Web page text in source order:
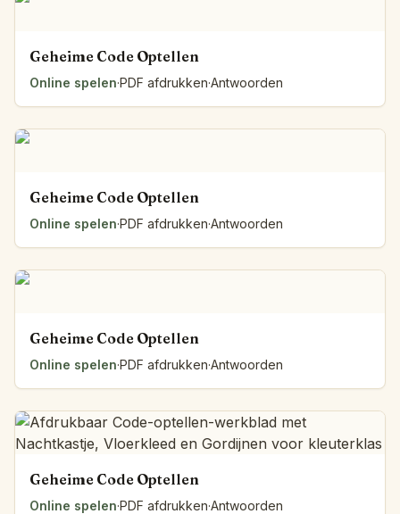
Geheime Code Optellen
Online spelen·PDF afdrukken·Antwoorden
Geheime Code Optellen
Online spelen·PDF afdrukken·Antwoorden
Geheime Code Optellen
Online spelen·PDF afdrukken·Antwoorden
Geheime Code Optellen
Online spelen·PDF afdrukken·Antwoorden